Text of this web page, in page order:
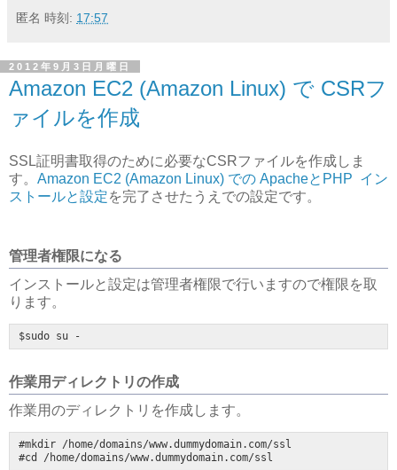
匿名 時刻: 17:57
2012年9月3日月曜日
Amazon EC2 (Amazon Linux) で CSRフ
ァイルを作成
SSL証明書取得のために必要なCSRファイルを作成しま
す。 Amazon EC2 (Amazon Linux) での ApacheとPHP イン
ストールと設定を完了させたうえでの設定です。
管理者権限になる
インストールと設定は管理者権限で行いますので権限を取
ります。
$sudo su -
作業用ディレクトリの作成
作業用のディレクトリを作成します。
#mkdir /home/domains/www.dummydomain.com/ssl
#cd /home/domains/www.dummydomain.com/ssl